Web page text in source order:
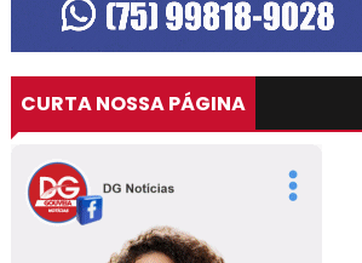
CURTA NOSSA PÁGINA